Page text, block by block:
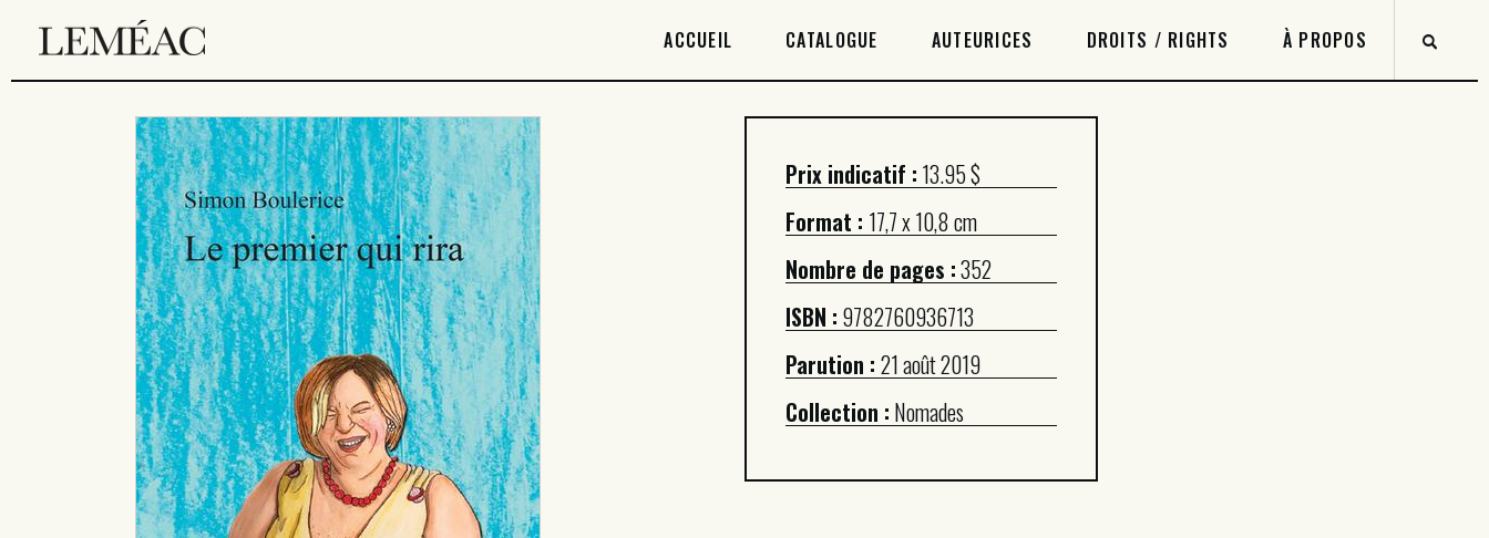
ACCUEIL CATALOGUE AUTEURICES DROITS / RIGHTS À PROPOS
CATALOGUE
AUTEURICES
DROITS / RIGHTS
À PROPOS
Prix indicatif : 13.95 $
Format : 17,7 x 10,8 cm
Nombre de pages :352
ISBN : 9782760936713
Parution : 21 août 2019
Collection : Nomades